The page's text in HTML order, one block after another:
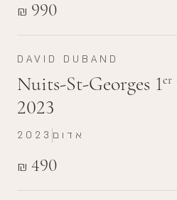
₪ 990
DAVID DUBAND
Nuits-St-Georges 1er
2023
₪ 490
2023 אדום